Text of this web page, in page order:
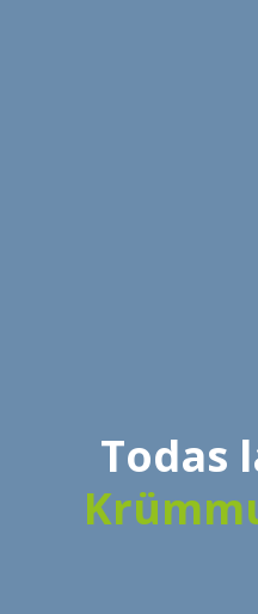
Todas